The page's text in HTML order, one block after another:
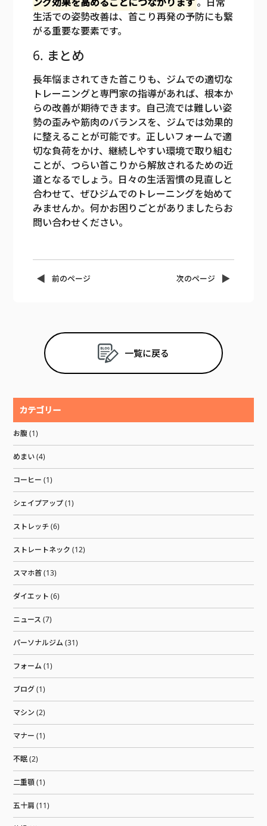
生活での姿勢改善は、首こり再発の予防にも繋
がる重要な要素です。
6. まとめ
長年悩まされてきた首こりも、ジムでの適切な
トレーニングと専門家の指導があれば、根本か
らの改善が期待できます。自己流では難しい姿
勢の歪みや筋肉のバランスを、ジムでは効果的
に整えることが可能です。正しいフォームで適
切な負荷をかけ、継続しやすい環境で取り組む
ことが、つらい首こりから解放されるための近
道となるでしょう。日々の生活習慣の見直しと
合わせて、ぜひジムでのトレーニングを始めて
みませんか。何かお困りごとがありましたらお
問い合わせください。
前のページ 次のページ
一覧に戻る
カテゴリー
お腹 (1)
めまい (4)
コーヒー (1)
シェイプアップ (1)
ストレッチ (6)
ストレートネック (12)
スマホ首 (13)
ダイエット (6)
ニュース (7)
パーソナルジム (31)
フォーム (1)
ブログ (1)
マシン (2)
マナー (1)
不眠 (2)
二重顎 (1)
五十肩 (11)